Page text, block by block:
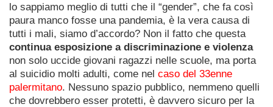
lo sappiamo meglio di tutti che il “gender”, che fa così
paura manco fosse una pandemia, è la vera causa di
tutti i mali, siamo d’accordo? Non il fatto che questa
continua esposizione a discriminazione e violenza
non solo uccide giovani ragazzi nelle scuole, ma porta
al suicidio molti adulti, come nel caso del 33enne
palermitano. Nessuno spazio pubblico, nemmeno quelli
che dovrebbero esser protetti, è davvero sicuro per la